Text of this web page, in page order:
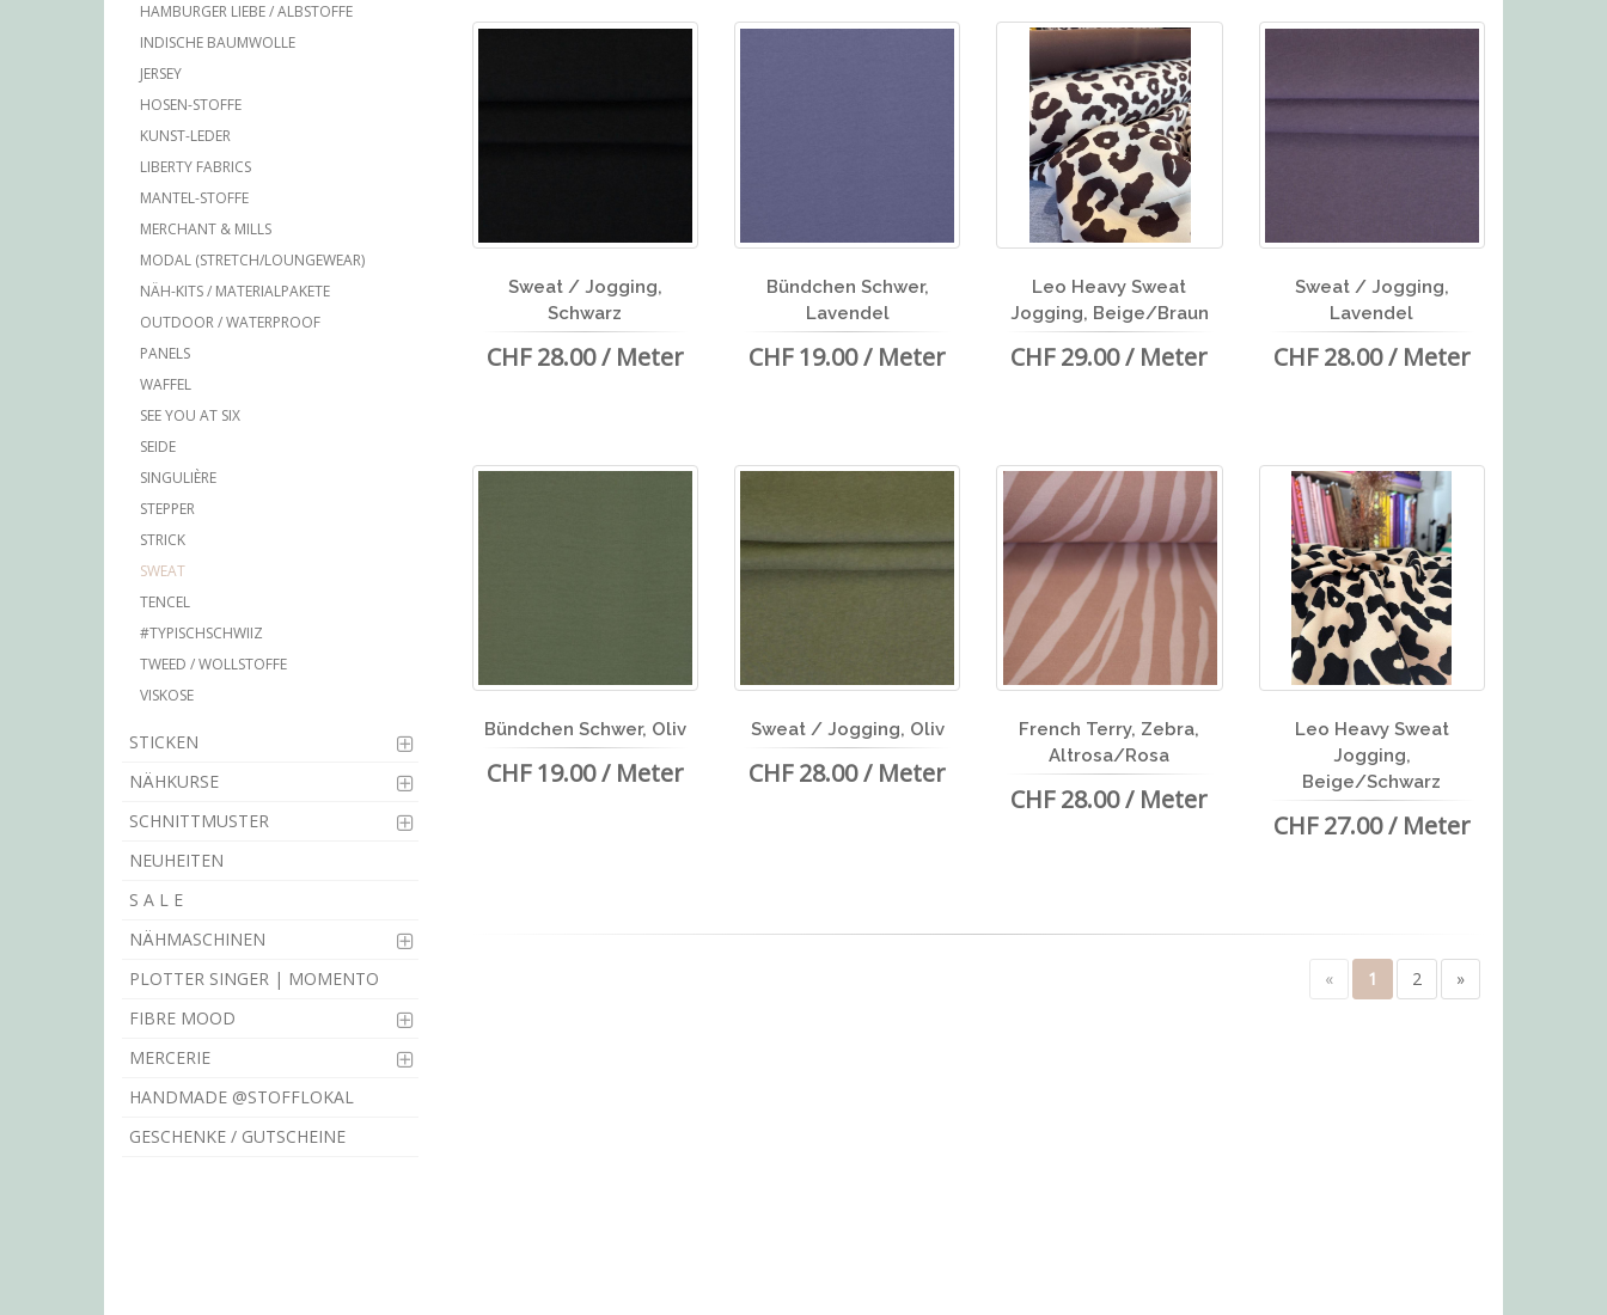
HAMBURGER LIEBE / ALBSTOFFE
INDISCHE BAUMWOLLE
JERSEY
HOSEN-STOFFE
KUNST-LEDER
LIBERTY FABRICS
MANTEL-STOFFE
MERCHANT & MILLS
MODAL (STRETCH/LOUNGEWEAR)
NÄH-KITS / MATERIALPAKETE
OUTDOOR / WATERPROOF
PANELS
WAFFEL
SEE YOU AT SIX
SEIDE
SINGULIÈRE
STEPPER
STRICK
SWEAT
TENCEL
#TYPISCHSCHWIIZ
TWEED / WOLLSTOFFE
VISKOSE
STICKEN
NÄHKURSE
SCHNITTMUSTER
NEUHEITEN
S A L E
NÄHMASCHINEN
PLOTTER SINGER | MOMENTO
FIBRE MOOD
MERCERIE
HANDMADE @STOFFLOKAL
GESCHENKE / GUTSCHEINE
Sweat / Jogging,
Schwarz
CHF 28.00 / Meter
Bündchen Schwer,
Lavendel
CHF 19.00 / Meter
Leo Heavy Sweat
Jogging, Beige/Braun
CHF 29.00 / Meter
Sweat / Jogging,
Lavendel
CHF 28.00 / Meter
Bündchen Schwer, Oliv
CHF 19.00 / Meter
Sweat / Jogging, Oliv
CHF 28.00 / Meter
French Terry, Zebra,
Altrosa/Rosa
CHF 28.00 / Meter
Leo Heavy Sweat
Jogging,
Beige/Schwarz
CHF 27.00 / Meter
« 1 2 »